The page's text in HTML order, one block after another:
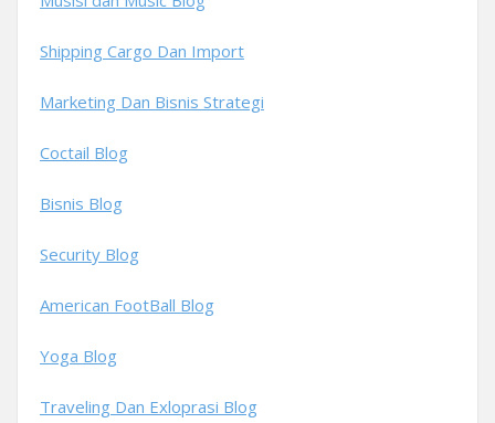
Shipping Cargo Dan Import
Marketing Dan Bisnis Strategi
Coctail Blog
Bisnis Blog
Security Blog
American FootBall Blog
Yoga Blog
Traveling Dan Exloprasi Blog